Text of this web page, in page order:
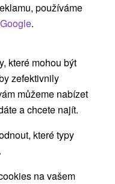
(2)
NEJDRAŽŠÍ PODLE
používáme
.
které mohou být
zefektivnily
můžeme nabízet
a chcete najít.
které typy
na vašem